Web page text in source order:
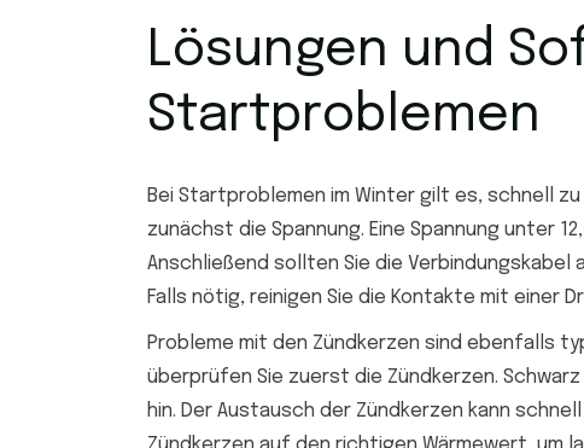
Lösungen und
Startproblemen
Bei Startproblemen im Winter gilt es, schnell
zunächst die Spannung. Eine Spannung unter
Anschließend sollten Sie die
Falls nötig, reinigen Sie die Kontakte mit einer
Probleme mit den Zündkerzen sind ebenfalls
überprüfen Sie zuerst die Zündkerzen.
hin. Der Austausch der Zündkerzen kann